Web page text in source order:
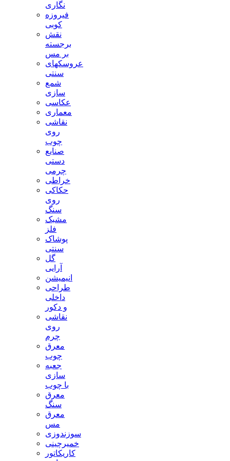
نگاری
فیروزه
کوبی
نقش
برجسته
بر مس
عروسکهای
سنتی
شمع
سازی
عکاسی
معماری
نقاشی
روی
چوب
صنایع
دستی
چرمی
خراطی
حکاکی
روی
سنگ
مشبک
فلز
پوشاک
سنتی
گل
آرایی
انیمیشن
طراحی
داخلی
و دکور
نقاشی
روی
چرم
معرق
چوب
جعبه
سازی
با چوب
معرق
سنگ
معرق
مس
سوزندوزی
خمیرچینی
کاریکاتور